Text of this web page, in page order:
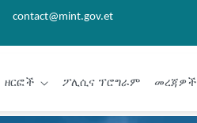
contact@mint.gov.et
ዘርፎች ፖሊሲና ፕሮግራም መረጃዎች